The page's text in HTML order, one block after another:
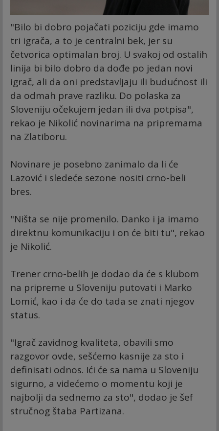
"Bilo bi dobro pojačati poziciju gde imamo
tri igrača, a to je centralni bek, jer su
četvorica optimalan broj. U svakoj od ostalih
linija bi bilo dobro da dođe po jedan novi
igrač, ali da oni predstavljaju ili budućnost ili
da odmah prave razliku. Do polaska za
Sloveniju očekujem jedan ili dva potpisa",
rekao je Nikolić novinarima na pripremama
na Zlatiboru.
Novinare je posebno zanimalo da li će
Lazović i sledeće sezone nositi crno-beli
bres.
"Ništa se nije promenilo. Danko i ja imamo
direktnu komunikaciju i on će biti tu", rekao
je Nikolić.
Trener crno-belih je dodao da će s klubom
na pripreme u Sloveniju putovati i Marko
Lomić, kao i da će do tada se znati njegov
status.
"Igrač zavidnog kvaliteta, obavili smo
razgovor ovde, sešćemo kasnije za sto i
definisati odnos. Ići će sa nama u Sloveniju
sigurno, a videćemo o momentu koji je
najbolji da sednemo za sto", dodao je šef
stručnog štaba Partizana.